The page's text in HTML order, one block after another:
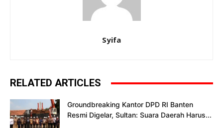
Syifa
RELATED ARTICLES
Groundbreaking Kantor DPD RI Banten
Resmi Digelar, Sultan: Suara Daerah Harus...